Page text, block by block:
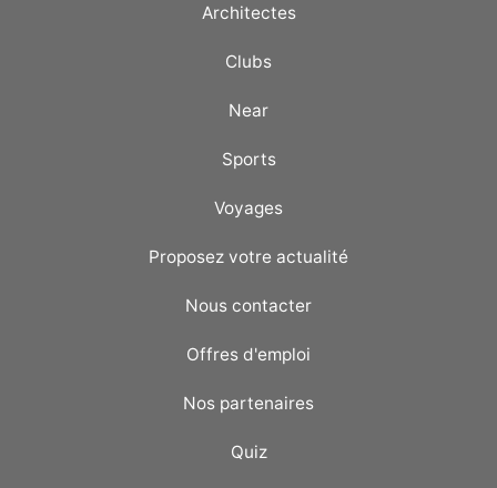
Architectes
Clubs
Near
Sports
Voyages
Proposez votre actualité
Nous contacter
Offres d'emploi
Nos partenaires
Quiz